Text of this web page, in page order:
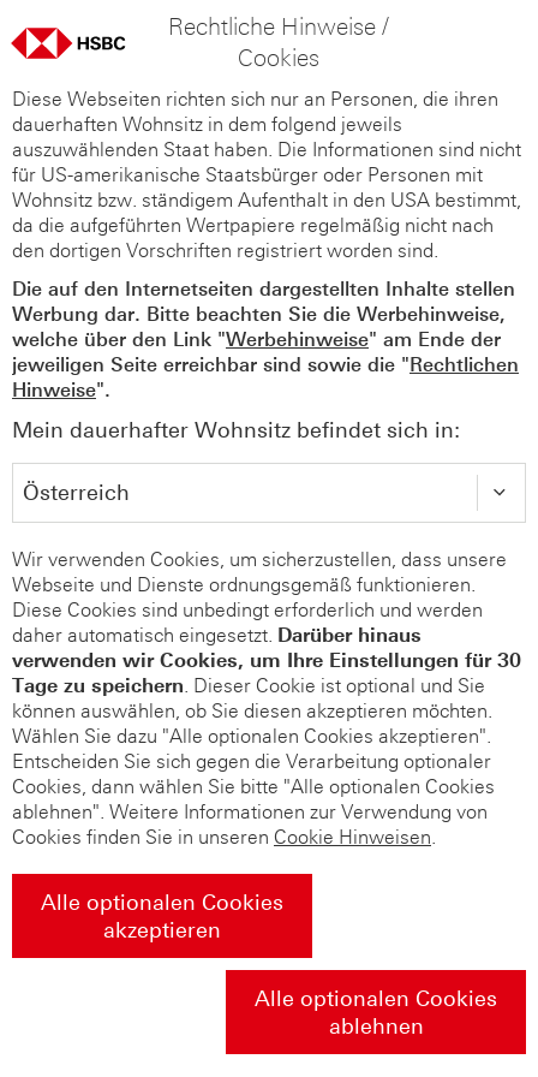
Rechtliche Hinweise /
Cookies
Diese Webseiten richten sich nur an Personen, die ihren
dauerhaften Wohnsitz in dem folgend jeweils
auszuwählenden Staat haben. Die Informationen sind nicht
für US-amerikanische Staatsbürger oder Personen mit
Wohnsitz bzw. ständigem Aufenthalt in den USA bestimmt,
da die aufgeführten Wertpapiere regelmäßig nicht nach
den dortigen Vorschriften registriert worden sind.
Die auf den Internetseiten dargestellten Inhalte stellen
Werbung dar. Bitte beachten Sie die Werbehinweise,
welche über den Link "Werbehinweise" am Ende der
jeweiligen Seite erreichbar sind sowie die "Rechtlichen
Hinweise".
Mein dauerhafter Wohnsitz befindet sich in:
Wir verwenden Cookies, um sicherzustellen, dass unsere
Webseite und Dienste ordnungsgemäß funktionieren.
Diese Cookies sind unbedingt erforderlich und werden
daher automatisch eingesetzt. Darüber hinaus
verwenden wir Cookies, um Ihre Einstellungen für 30
Tage zu speichern. Dieser Cookie ist optional und Sie
können auswählen, ob Sie diesen akzeptieren möchten.
Wählen Sie dazu "Alle optionalen Cookies akzeptieren".
Entscheiden Sie sich gegen die Verarbeitung optionaler
Cookies, dann wählen Sie bitte "Alle optionalen Cookies
ablehnen". Weitere Informationen zur Verwendung von
Cookies finden Sie in unseren Cookie Hinweisen.
Alle optionalen Cookies
akzeptieren
Alle optionalen Cookies
ablehnen